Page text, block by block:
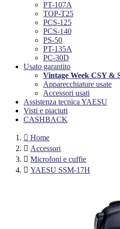
PT-107A
TOP-T25
PCS-125
PCS-140
PS-50
PT-135A
PC-30D
Usato garantito
Vintage Week CSY &
Apparecchiature usate
Accessori usati
Assistenza tecnica YAESU
Visti e piaciuti
CASHBACK
 Home
 Accessori
 Microfoni e cuffie
 YAESU SSM-17H